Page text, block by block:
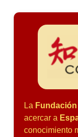
La
acercar a
conocimiento